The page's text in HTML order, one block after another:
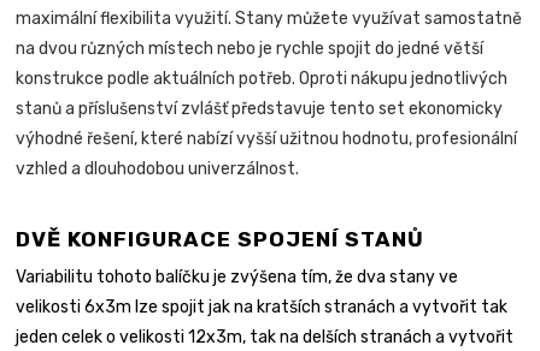
maximální flexibilita využití. Stany můžete využívat samostatně
na dvou různých místech nebo je rychle spojit do jedné větší
konstrukce podle aktuálních potřeb. Oproti nákupu jednotlivých
stanů a příslušenství zvlášť představuje tento set ekonomicky
výhodné řešení, které nabízí vyšší užitnou hodnotu, profesionální
vzhled a dlouhodobou univerzálnost.
DVĚ KONFIGURACE SPOJENÍ STANŮ
Variabilitu tohoto balíčku je zvýšena tím, že dva stany ve
velikosti 6x3m lze spojit jak na kratších stranách a vytvořit tak
jeden celek o velikosti 12x3m, tak na delších stranách a vytvořit